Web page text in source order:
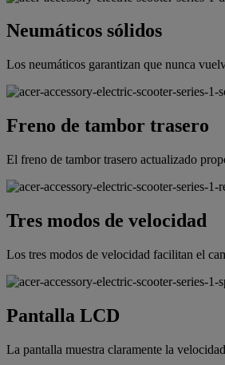
Neumáticos sólidos
Los neumáticos garantizan que nunca
Freno de tambor trasero
El freno de tambor trasero actualizado
Tres modos de velocidad
Los tres modos de velocidad facilitan el
Pantalla LCD
La pantalla muestra claramente la